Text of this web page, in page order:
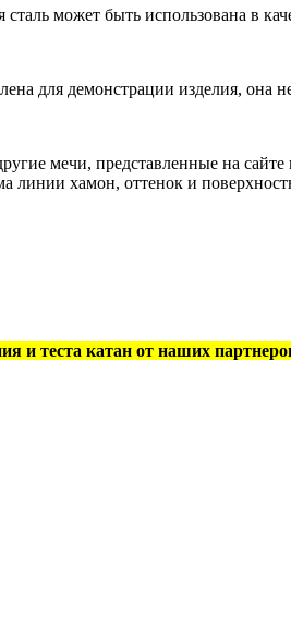
сталь может быть использована в
для демонстрации изделия, она
мечи, представленные на
линии хамон, оттенок и
и теста катан от наших